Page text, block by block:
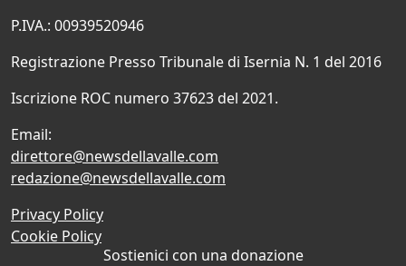
P.IVA.: 00939520946
Registrazione Presso Tribunale di Isernia N. 1 del 2016
Iscrizione ROC numero 37623 del 2021.
Email:
direttore@newsdellavalle.com
redazione@newsdellavalle.com
Privacy Policy
Cookie Policy
Sostienici con una donazione